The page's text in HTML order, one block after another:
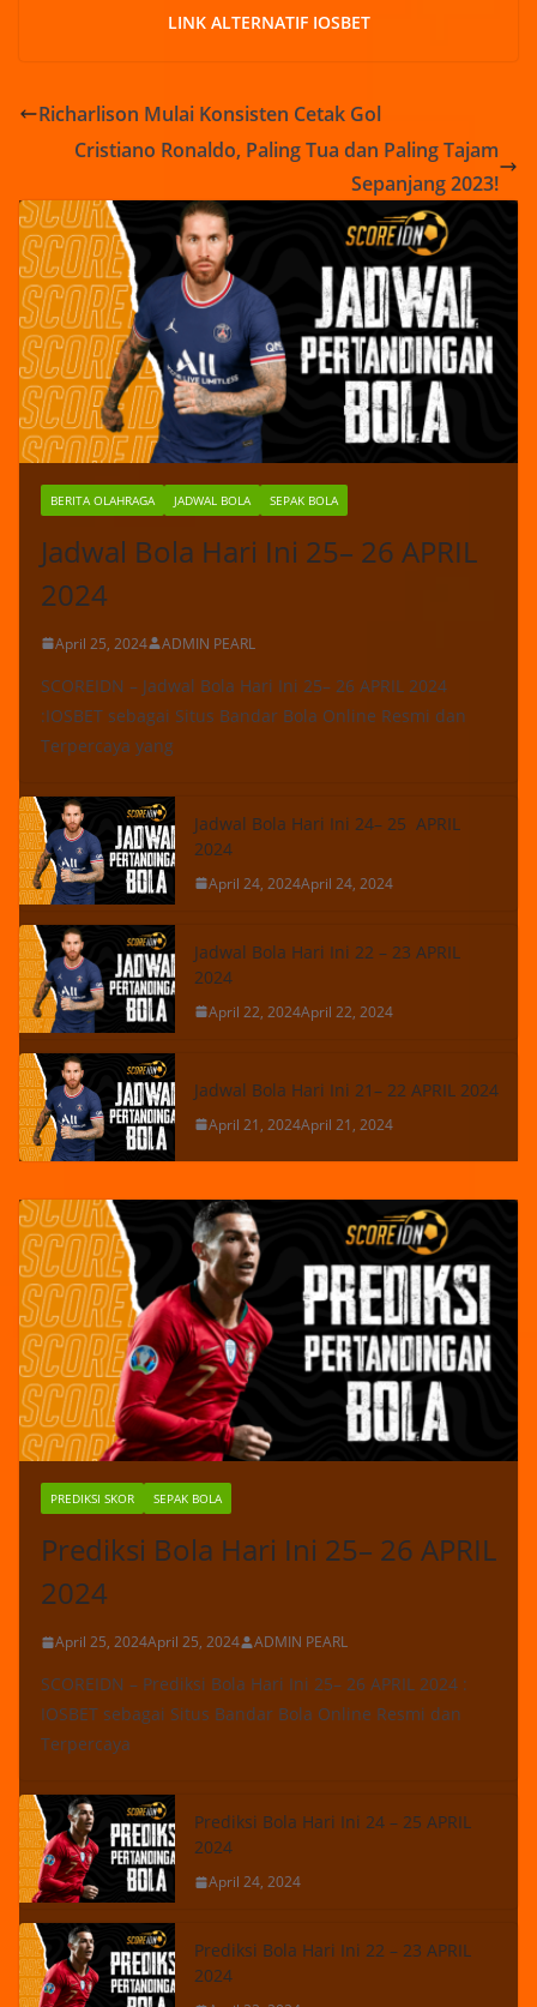
LINK ALTERNATIF IOSBET
Richarlison Mulai Konsisten Cetak Gol
Cristiano Ronaldo, Paling Tua dan Paling Tajam
Sepanjang 2023!
BERITA OLAHRAGA JADWAL BOLA SEPAK BOLA
Jadwal Bola Hari Ini 25– 26 APRIL
2024
April 25, 2024 ADMIN PEARL
SCOREIDN – Jadwal Bola Hari Ini 25– 26 APRIL 2024
:IOSBET sebagai Situs Bandar Bola Online Resmi dan
Terpercaya yang
Jadwal Bola Hari Ini 24– 25 APRIL
2024
April 24, 2024April 24, 2024
Jadwal Bola Hari Ini 22 – 23 APRIL
2024
April 22, 2024April 22, 2024
Jadwal Bola Hari Ini 21– 22 APRIL 2024
April 21, 2024April 21, 2024
PREDIKSI SKOR SEPAK BOLA
Prediksi Bola Hari Ini 25– 26 APRIL
2024
April 25, 2024April 25, 2024 ADMIN PEARL
SCOREIDN – Prediksi Bola Hari Ini 25– 26 APRIL 2024 :
IOSBET sebagai Situs Bandar Bola Online Resmi dan
Terpercaya
Prediksi Bola Hari Ini 24 – 25 APRIL
2024
April 24, 2024
Prediksi Bola Hari Ini 22 – 23 APRIL
2024